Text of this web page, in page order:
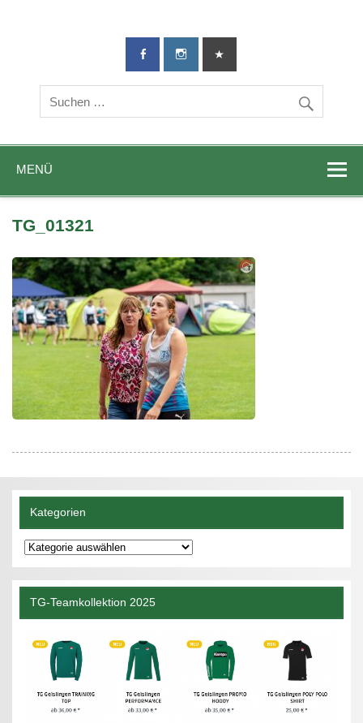
TG-Geislingen
DIE Sportadresse in Geislingen!
MENÜ
TG_01321
Kategorien
Kategorien
TG-Teamkollektion 2025